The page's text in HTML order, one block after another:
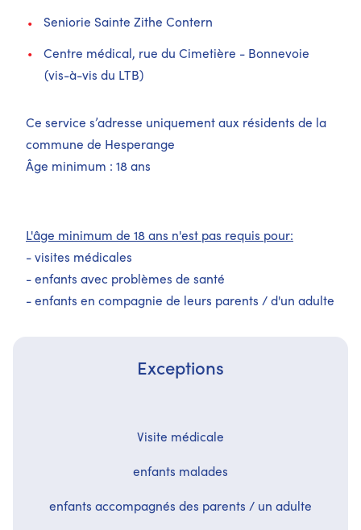
Seniorie Sainte Zithe Contern
Centre médical, rue du Cimetière - Bonnevoie
(vis-à-vis du LTB)
Ce service s’adresse uniquement aux résidents de la
commune de Hesperange
Âge minimum : 18 ans
L'âge minimum de 18 ans n'est pas requis pour:
- visites médicales
- enfants avec problèmes de santé
- enfants en compagnie de leurs parents / d'un adulte
Exceptions
Visite médicale
enfants malades
enfants accompagnés des parents / un adulte